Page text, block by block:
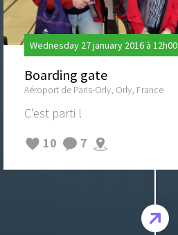
Wednesday 27 january 2016 à 12h00
Boarding gate
Aéroport de Paris-Orly, Orly, France
C'est parti !
10
7